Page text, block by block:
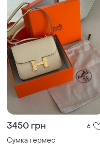
3450 грн 6
Сумка гермес